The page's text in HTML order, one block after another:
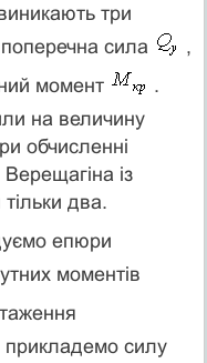
три
сила
,
момент
.
на величину
обчисленні
із
два.
епюри
моментів
прикладемо силу